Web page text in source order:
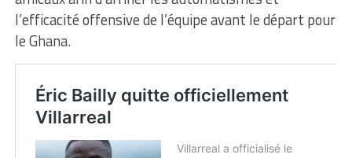
l’efficacité offensive de l’équipe avant le départ pour
le Ghana.